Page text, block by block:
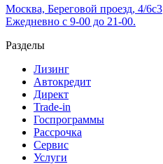
Москва, Береговой проезд, 4/6с3
Ежедневно с 9-00 до 21-00.
Разделы
Лизинг
Автокредит
Директ
Trade-in
Госпрограммы
Рассрочка
Сервис
Услуги